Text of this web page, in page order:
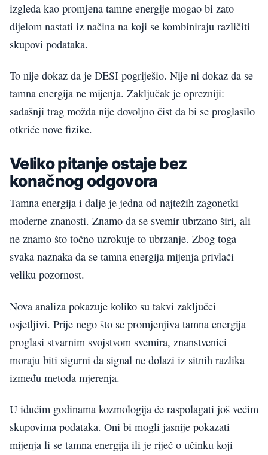
izgleda kao promjena tamne energije mogao bi zato
dijelom nastati iz načina na koji se kombiniraju različiti
skupovi podataka.
To nije dokaz da je DESI pogriješio. Nije ni dokaz da se
tamna energija ne mijenja. Zaključak je oprezniji:
sadašnji trag možda nije dovoljno čist da bi se proglasilo
otkriće nove fizike.
Veliko pitanje ostaje bez
konačnog odgovora
Tamna energija i dalje je jedna od najtežih zagonetki
moderne znanosti. Znamo da se svemir ubrzano širi, ali
ne znamo što točno uzrokuje to ubrzanje. Zbog toga
svaka naznaka da se tamna energija mijenja privlači
veliku pozornost.
Nova analiza pokazuje koliko su takvi zaključci
osjetljivi. Prije nego što se promjenjiva tamna energija
proglasi stvarnim svojstvom svemira, znanstvenici
moraju biti sigurni da signal ne dolazi iz sitnih razlika
između metoda mjerenja.
U idućim godinama kozmologija će raspolagati još većim
skupovima podataka. Oni bi mogli jasnije pokazati
mijenja li se tamna energija ili je riječ o učinku koji